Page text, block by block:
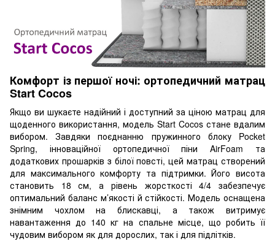
Комфорт із першої ночі: ортопедичний матрац
Start Cocos
Якщо ви шукаєте надійний і доступний за ціною матрац для
щоденного використання, модель Start Cocos стане вдалим
вибором. Завдяки поєднанню пружинного блоку Pocket
Spring, інноваційної ортопедичної піни AirFoam та
додаткових прошарків з білої повсті, цей матрац створений
для максимального комфорту та підтримки. Його висота
становить 18 см, а рівень жорсткості 4/4 забезпечує
оптимальний баланс м’якості й стійкості. Модель оснащена
знімним чохлом на блискавці, а також витримує
навантаження до 140 кг на спальне місце, що робить її
чудовим вибором як для дорослих, так і для підлітків.